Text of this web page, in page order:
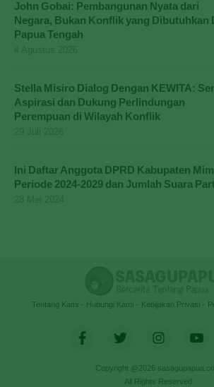
John Gobai: Pembangunan Nyata dari
Negara, Bukan Konflik yang Dibutuhkan
Papua Tengah
Stella Misiro Dialog Dengan KEWITA:
Aspirasi dan Dukung Perlindungan
Perempuan di Wilayah Konflik
Ini Daftar Anggota DPRD Kabupaten
Periode 2024-2029 dan Jumlah Suara
Tentang Kami Hubungi Kami Kebijakan Privasi
Copyright @2026
All Rights Reserved